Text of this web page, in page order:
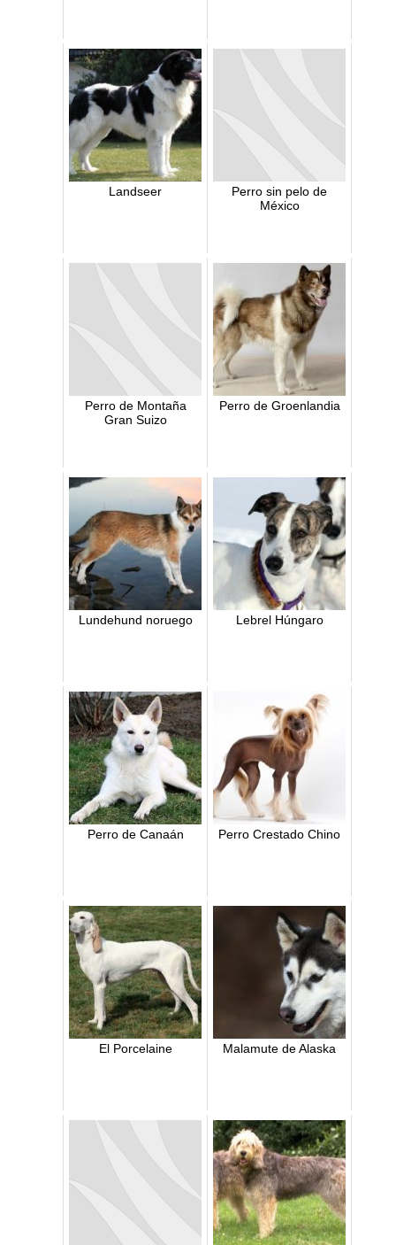
Landseer
Perro sin pelo de
México
Perro de Montaña
Gran Suizo
Perro de Groenlandia
Lundehund noruego Lebrel Húngaro
Perro de Canaán Perro Crestado Chino
El Porcelaine Malamute de Alaska